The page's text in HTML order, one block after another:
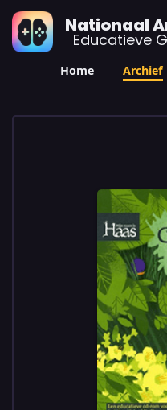
Nationaal
Educatieve
Home Archief